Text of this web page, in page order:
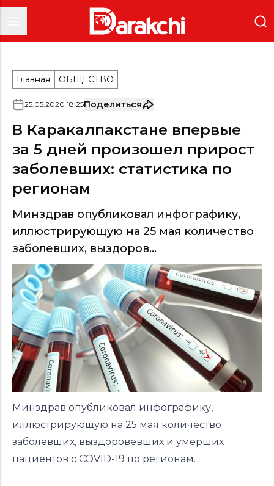
Главная ОБЩЕСТВО
25.05.2020 18:25Поделиться
В Каракалпакстане впервые
за 5 дней произошел прирост
заболевших: статистика по
регионам
Минздрав опубликовал инфографику,
иллюстрирующую на 25 мая количество
заболевших, выздоров...
Минздрав опубликовал инфографику,
иллюстрирующую на 25 мая количество
заболевших, выздоровевших и умерших
пациентов с COVID-19 по регионам.